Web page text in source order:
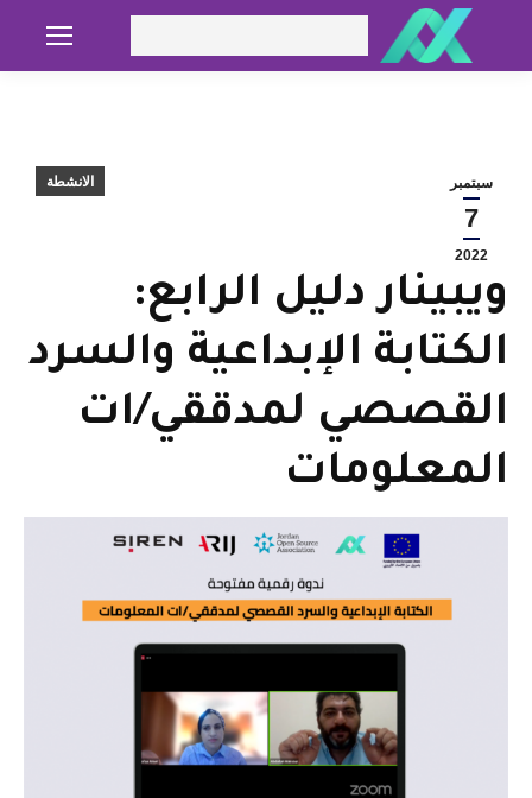
سبتمبر
7
2022
الانشطة
ويبينار دليل الرابع:
الكتابة الإبداعية والسرد
القصصي لمدققي/ات
المعلومات